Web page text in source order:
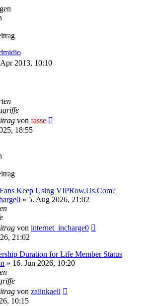
2013, 10:10
von fasse
18:55
Keep Using VIPRow.Us.Com?
» 5. Aug 2026, 21:02
von internet_incharge0
21:02
Duration for Life Member Status
» 16. Jun 2026, 10:20
von zalinkaeli
10:15